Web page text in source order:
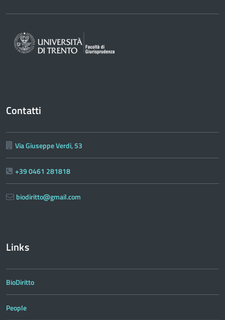
Contatti
Via Giuseppe Verdi, 53
+39 0461 281818
biodiritto@gmail.com
Links
BioDiritto
People